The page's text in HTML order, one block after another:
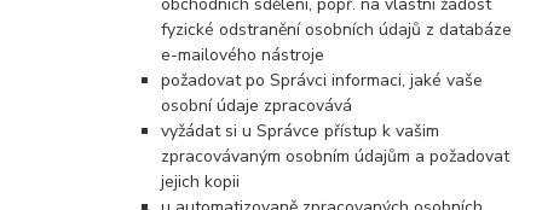
fyzické odstranění osobních údajů z databáze
e-mailového nástroje
požadovat po Správci informaci, jaké vaše
osobní údaje zpracovává
vyžádat si u Správce přístup k vašim
zpracovávaným osobním údajům a požadovat
jejich kopii